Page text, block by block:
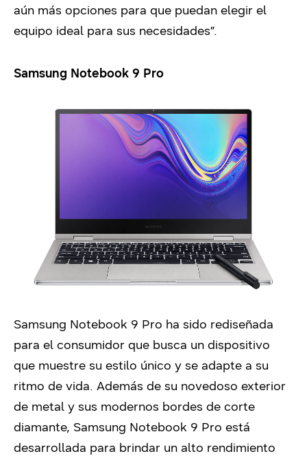
aún más opciones para que puedan elegir el
equipo ideal para sus necesidades”.
Samsung Notebook 9 Pro
Samsung Notebook 9 Pro ha sido rediseñada
para el consumidor que busca un dispositivo
que muestre su estilo único y se adapte a su
ritmo de vida. Además de su novedoso exterior
de metal y sus modernos bordes de corte
diamante, Samsung Notebook 9 Pro está
desarrollada para brindar un alto rendimiento